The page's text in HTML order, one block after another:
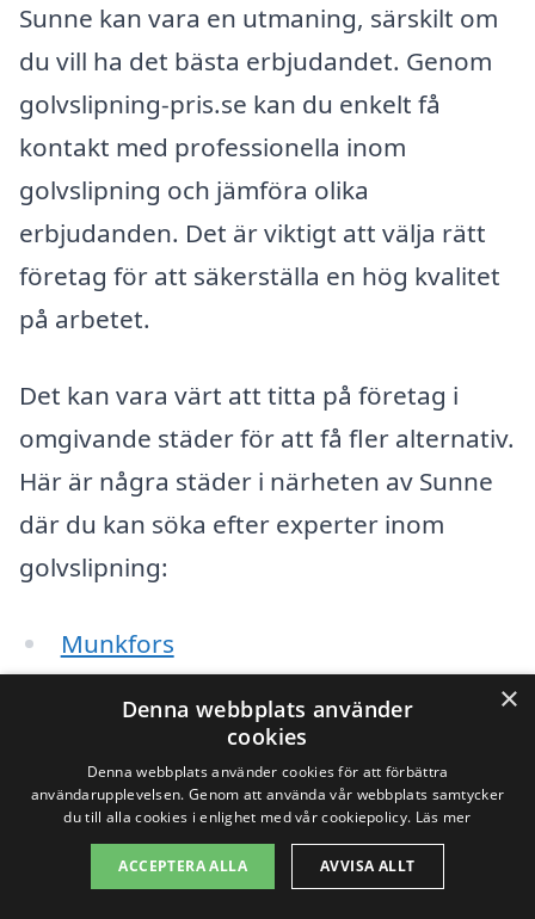
Sunne kan vara en utmaning, särskilt om
du vill ha det bästa erbjudandet. Genom
golvslipning-pris.se kan du enkelt få
kontakt med professionella inom
golvslipning och jämföra olika
erbjudanden. Det är viktigt att välja rätt
företag för att säkerställa en hög kvalitet
på arbetet.
Det kan vara värt att titta på företag i
omgivande städer för att få fler alternativ.
Här är några städer i närheten av Sunne
där du kan söka efter experter inom
golvslipning:
Munkfors
Torsby
Koppom
Hagfors
×
Denna webbplats använder
cookies
Denna webbplats använder cookies för att förbättra
användarupplevelsen. Genom att använda vår webbplats samtycker
du till alla cookies i enlighet med vår cookiepolicy. Läs mer
ACCEPTERA ALLA AVVISA ALLT